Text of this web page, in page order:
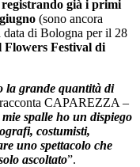
già i primi
(sono ancora
di Bologna per il 28
Flowers Festival di
la grande quantità di
CAPAREZZA –
spalle ho un dispiego
costumisti,
uno spettacolo che
ascoltato”.